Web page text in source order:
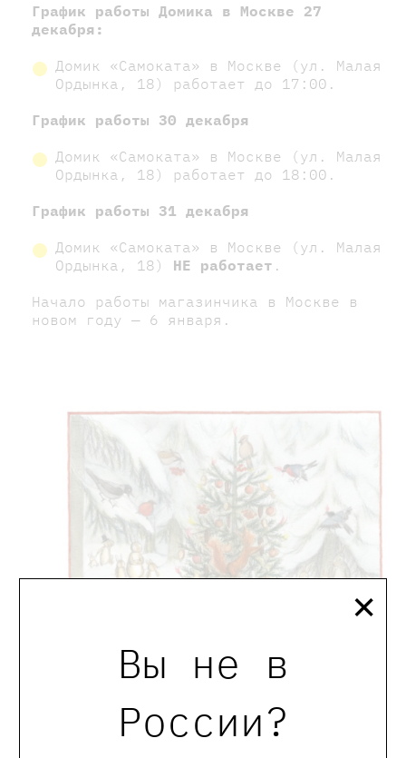
Вы не в
России?
×
График работы Домика в Москве 27
декабря:
Домик «Самоката» в Москве (ул. Малая
Ордынка, 18) работает до 17:00.
График работы 30 декабря
Домик «Самоката» в Москве (ул. Малая
Ордынка, 18) работает до 18:00.
График работы 31 декабря
Домик «Самоката» в Москве (ул. Малая
Ордынка, 18) НЕ работает .
Начало работы магазинчика в Москве в
новом году — 6 января.